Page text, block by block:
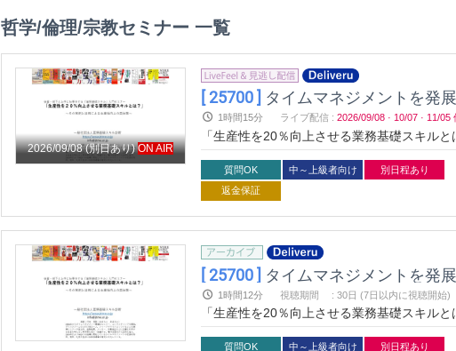
哲学/倫理/宗教セミナー 一覧
2026/09/08 (別日あり) ON AIR
[ 25700 ] タイムマネジメントを発
1時間15分 ライブ配信 : 2026/09/08 · 10/07 · 11/05
「生産性を20％向上させる業務基礎スキル
質問OK 中～上級者向け
別日程あり
返金保証
[ 25700 ] タイムマネジメントを発
1時間12分 視聴期間 : 30日 (7日以内に視聴開始)
「生産性を20％向上させる業務基礎スキル
質問OK 中～上級者向け
別日程あり